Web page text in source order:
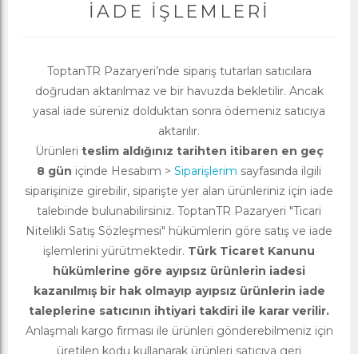
İADE İŞLEMLERI
ToptanTR Pazaryeri’nde sipariş tutarları satıcılara
doğrudan aktarılmaz ve bir havuzda bekletilir. Ancak
yasal iade süreniz dolduktan sonra ödemeniz satıcıya
aktarılır.
Ürünleri teslim aldığınız tarihten itibaren en geç
8 gün içinde Hesabım > Siparişlerim sayfasında ilgili
siparişinize girebilir, siparişte yer alan ürünleriniz için iade
talebinde bulunabilirsiniz. ToptanTR Pazaryeri "Ticari
Nitelikli Satış Sözleşmesi" hükümlerin göre satış ve iade
işlemlerini yürütmektedir. Türk Ticaret Kanunu
hükümlerine göre ayıpsız ürünlerin iadesi
kazanılmış bir hak olmayıp ayıpsız ürünlerin iade
taleplerine satıcının ihtiyari takdiri ile karar verilir.
Anlaşmalı kargo firması ile ürünleri gönderebilmeniz için
üretilen kodu kullanarak ürünleri satıcıya geri